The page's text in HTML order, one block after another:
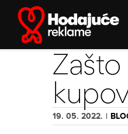
content
19. 05. 2022. |